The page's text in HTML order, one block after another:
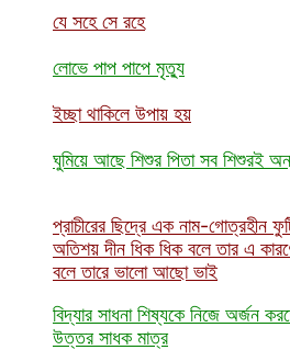
যে সহে সে রহে
লোভে পাপ পাপে মৃত্যু
ইচ্ছা থাকিলে উপায় হয়
ঘুমিয়ে আছে শিশুর পিতা সব শিশুরই
প্রাচীরের ছিদ্রে এক নাম-গোত্রহীন
অতিশয় দীন ধিক ধিক বলে তার এ
বলে তারে ভালো আছো ভাই
বিদ্যার সাধনা শিষ্যকে নিজে অর্জন
উত্তর সাধক মাত্র